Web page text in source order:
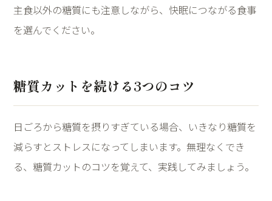
主食以外の糖質にも注意しながら、快眠につながる食事
を選んでください。
糖質カットを続ける3つのコツ
日ごろから糖質を摂りすぎている場合、いきなり糖質を
減らすとストレスになってしまいます。無理なくでき
る、糖質カットのコツを覚えて、実践してみましょう。